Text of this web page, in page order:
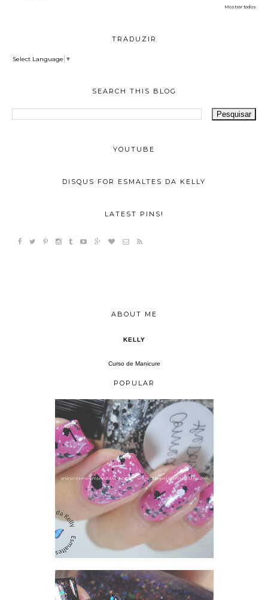
Mostrar todos
TRADUZIR
Select Language ▼
SEARCH THIS BLOG
YOUTUBE
DISQUS FOR ESMALTES DA KELLY
LATEST PINS!
ABOUT ME
KELLY
Curso de Manicure
POPULAR
LOLLY - ZOYA MOD MATTE + CONNECT THE DOTS - LYNNDERELLA E RESULTADO DO SORTEIO DAS COMENTARISTAS DOS POSTS PROGRAMADOS